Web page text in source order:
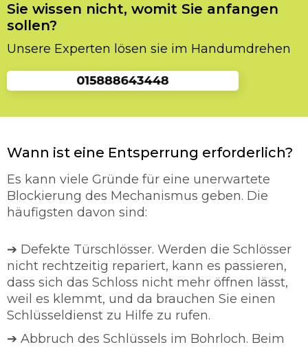
Sie wissen nicht, womit Sie anfangen
sollen?
Unsere Experten lösen sie im Handumdrehen
Wann ist eine Entsperrung erforderlich?
Es kann viele Gründe für eine unerwartete
Blockierung des Mechanismus geben. Die
häufigsten davon sind:
➔ Defekte Türschlösser. Werden die Schlösser
nicht rechtzeitig repariert, kann es passieren,
dass sich das Schloss nicht mehr öffnen lässt,
weil es klemmt, und da brauchen Sie einen
Schlüsseldienst zu Hilfe zu rufen.
➔ Abbruch des Schlüssels im Bohrloch. Beim